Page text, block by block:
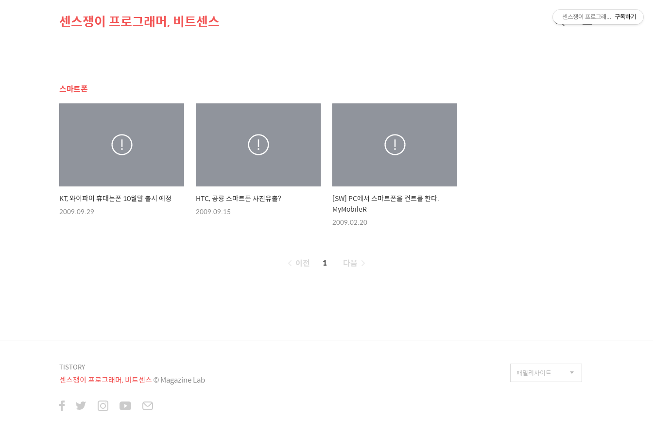
센스쟁이 프로그래머, 비트센스
검
메
스마트폰
KT, 와이파이 휴대는폰 10월말 출시 예정
2009.09.29
HTC, 공룡 스마트폰 사진유출?
2009.09.15
[SW] PC에서 스마트폰을 컨트롤 한다.
MyMobileR
2009.02.20
페
이전 1 다음
TISTORY
센스쟁이 프로그래머, 비트센스© Magazine Lab
센스쟁이 프로그래머, 비트센스
구독하기